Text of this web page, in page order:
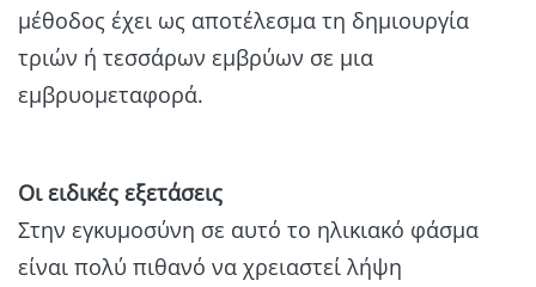
μέθοδος έχει ως αποτέλεσμα τη δημιουργία
τριών ή τεσσάρων εμβρύων σε μια
εμβρυομεταφορά.
Οι ειδικές εξετάσεις
Στην εγκυμοσύνη σε αυτό το ηλικιακό φάσμα
είναι πολύ πιθανό να χρειαστεί λήψη